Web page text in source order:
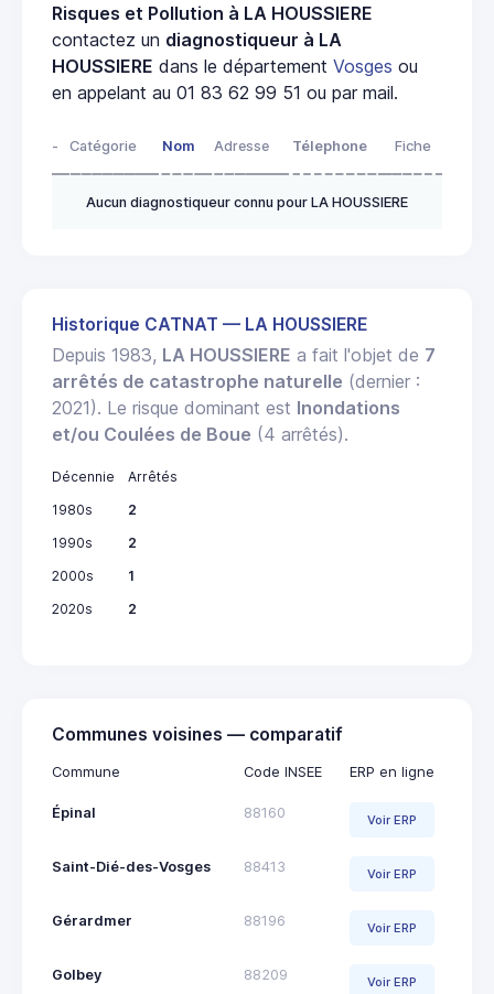
Risques et Pollution à LA HOUSSIERE
contactez un diagnostiqueur à LA
HOUSSIERE dans le département Vosges ou
en appelant au 01 83 62 99 51 ou par mail.
- Catégorie Nom Adresse Télephone Fiche
Aucun diagnostiqueur connu pour LA HOUSSIERE
Historique CATNAT — LA HOUSSIERE
Depuis 1983, LA HOUSSIERE a fait l'objet de 7
arrêtés de catastrophe naturelle (dernier :
2021). Le risque dominant est Inondations
et/ou Coulées de Boue (4 arrêtés).
Décennie
Arrêtés
1980s
2
1990s
2
2000s
1
2020s
2
Communes voisines — comparatif
Commune Code INSEE ERP en ligne
Épinal 88160 Voir ERP
Saint-Dié-des-Vosges 88413 Voir ERP
Gérardmer 88196 Voir ERP
Golbey 88209 Voir ERP